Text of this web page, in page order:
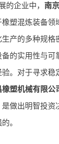
的企业中， 南
塑混炼装备领
产的多种规格
的实用性与可
。对于寻求稳
橡塑机械有限公
做出明智投资
。